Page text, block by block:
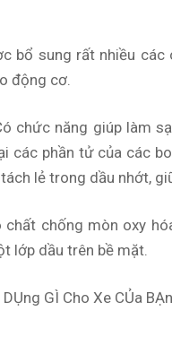
bổ sung rất nhiều các
động cơ.
chức năng giúp làm
các phần tử của các
lẻ trong dầu nhớt,
chất chống mòn oxy
lớp dầu trên bề mặt.